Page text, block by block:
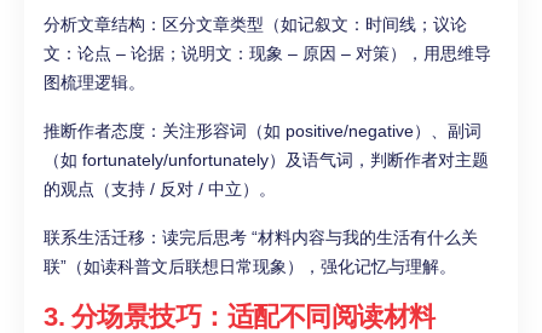
分析文章结构：区分文章类型（如记叙文：时间线；议论
文：论点 – 论据；说明文：现象 – 原因 – 对策），用思维导
图梳理逻辑。​
推断作者态度：关注形容词（如 positive/negative）、副词
（如 fortunately/unfortunately）及语气词，判断作者对主题
的观点（支持 / 反对 / 中立）。​
联系生活迁移：读完后思考 “材料内容与我的生活有什么关
联”（如读科普文后联想日常现象），强化记忆与理解。​
3. 分场景技巧：适配不同阅读材料​